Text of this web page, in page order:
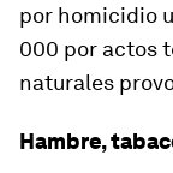
por homicidio
000 por actos
naturales
Hambre,